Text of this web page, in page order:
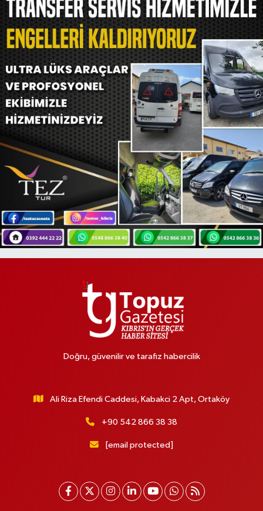
Doğru, güvenilir ve tarafız habercilik
Ali Riza Efendi Caddesi, Kabakci 2 Apt, Ortaköy
+90 542 866 38 38
[email protected]